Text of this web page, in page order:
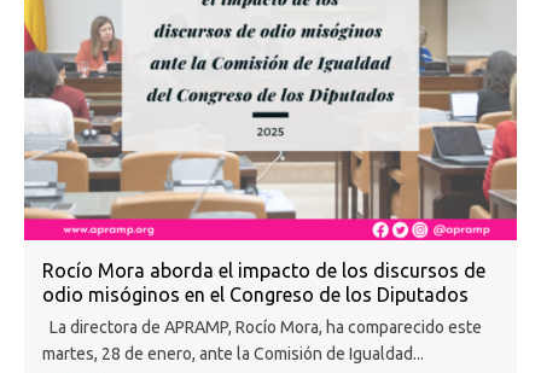
Rocío Mora aborda el impacto de los discursos de
odio misóginos en el Congreso de los Diputados
La directora de APRAMP, Rocío Mora, ha comparecido este
martes, 28 de enero, ante la Comisión de Igualdad...